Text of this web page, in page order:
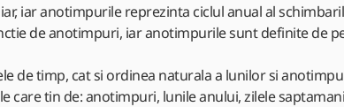
iar anotimpurile reprezinta ciclul anual al
de anotimpuri, iar anotimpurile sunt definite de
de timp, cat si ordinea naturala a lunilor si
tin de: anotimpuri, lunile anului, zilele